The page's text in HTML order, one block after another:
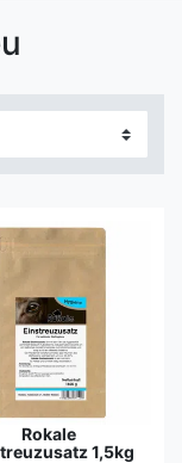
Rokale
1,5kg